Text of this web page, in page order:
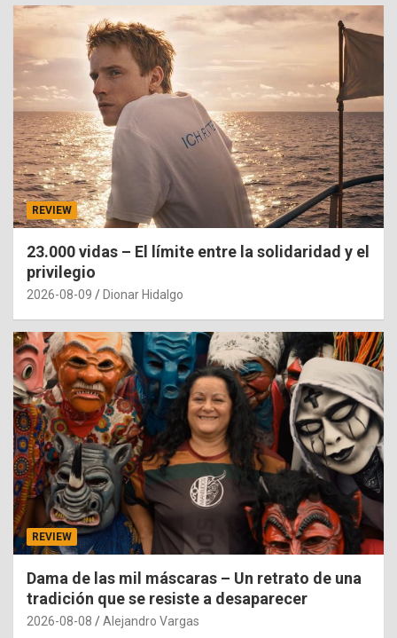
REVIEW
23.000 vidas – El límite entre la solidaridad y el
privilegio
2026-08-09 Dionar Hidalgo
REVIEW
Dama de las mil máscaras – Un retrato de una
tradición que se resiste a desaparecer
2026-08-08 Alejandro Vargas